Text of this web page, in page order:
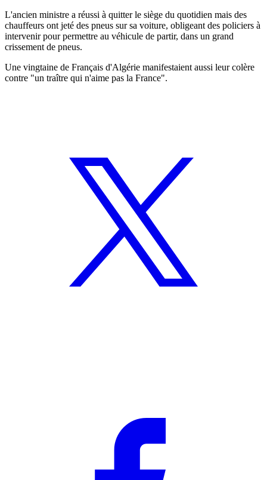
L'ancien ministre a réussi à quitter le siège du quotidien mais des
chauffeurs ont jeté des pneus sur sa voiture, obligeant des policiers à
intervenir pour permettre au véhicule de partir, dans un grand
crissement de pneus.
Une vingtaine de Français d'Algérie manifestaient aussi leur colère
contre "un traître qui n'aime pas la France".